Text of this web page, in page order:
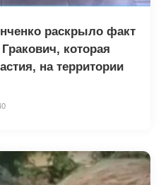
раскрыло факт
которая
на территории